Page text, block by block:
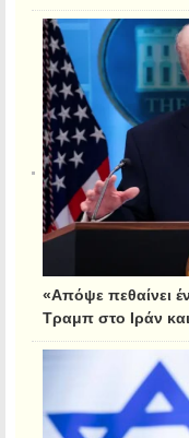
«Απόψε πεθαίνει
Τραμπ στο Ιράν